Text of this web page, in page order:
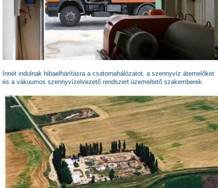
Innét indulnak hibaelhárításra a csatornahálózatot, a szennyvíz átemelőket
és a vákuumos szennyvízelvezető rendszert üzemeltető szakemberek.